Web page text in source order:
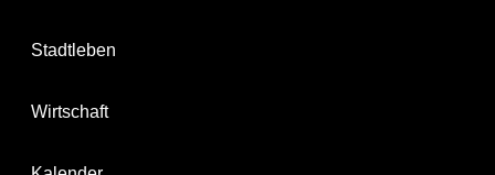
Stadtleben
Wirtschaft